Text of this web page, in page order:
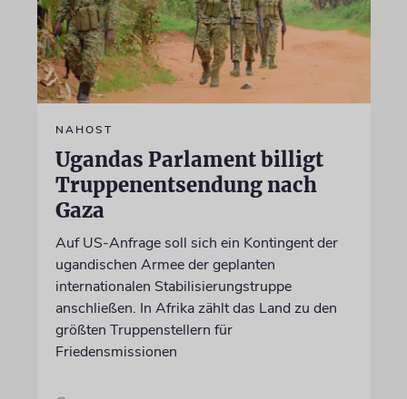
NAHOST
Ugandas Parlament billigt
Truppenentsendung nach
Gaza
Auf US-Anfrage soll sich ein Kontingent der
ugandischen Armee der geplanten
internationalen Stabilisierungstruppe
anschließen. In Afrika zählt das Land zu den
größten Truppenstellern für
Friedensmissionen